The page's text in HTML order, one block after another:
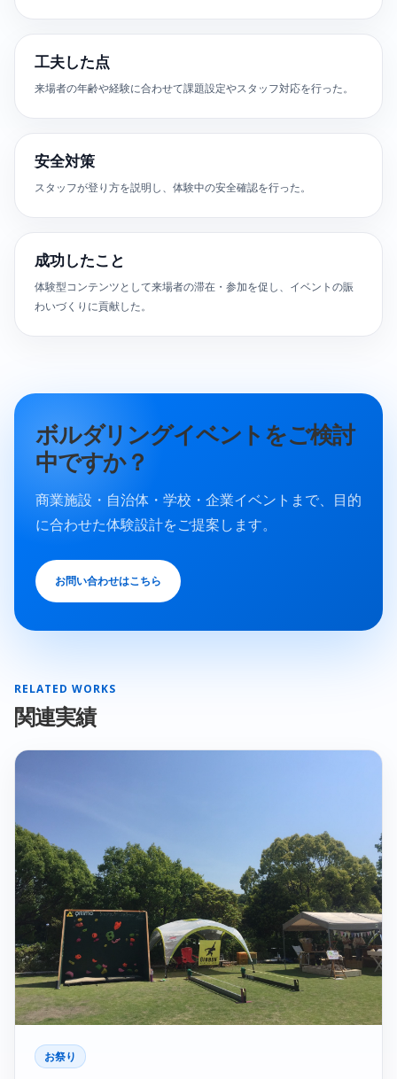
工夫した点
来場者の年齢や経験に合わせて課題設定やスタッフ対応を行った。
安全対策
スタッフが登り方を説明し、体験中の安全確認を行った。
成功したこと
体験型コンテンツとして来場者の滞在・参加を促し、イベントの賑
わいづくりに貢献した。
ボルダリングイベントをご検討
中ですか？
商業施設・自治体・学校・企業イベントまで、目的
に合わせた体験設計をご提案します。
お問い合わせはこちら
RELATED WORKS
関連実績
お祭り